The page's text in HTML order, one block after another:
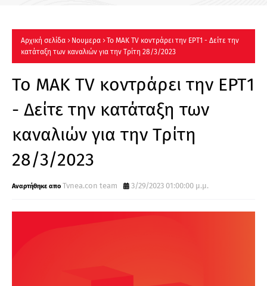
Αρχική σελίδα Νουμερα
Το MAK TV κοντράρει την ΕΡΤ1 - Δείτε την
κατάταξη των καναλιών για την Τρίτη 28/3/2023
Το MAK TV κοντράρει την ΕΡΤ1
- Δείτε την κατάταξη των
καναλιών για την Τρίτη
28/3/2023
Tvnea.con team 3/29/2023 01:00:00 μ.μ.